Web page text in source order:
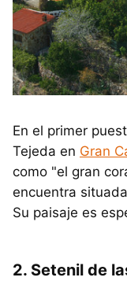
En el primer
Tejeda en Gran
como "el gran
encuentra situada
Su paisaje es
2. Setenil de